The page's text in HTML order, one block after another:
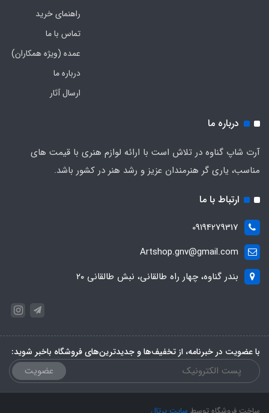
راهنمای خرید
تماس با ما
عمده (ویژه همکاران)
درباره ما
ارسال آثار
درباره ما
آرت شاپ گناوه در تلاش است با ارائه لوازم هنری با قیمت های
مناسب، یاری گر هنرمندان عزیز و رشد هنر در کشور باشد.
ارتباط با ما
09194279317
Artshop.gnv@gmail.com
بندر گناوه، چهار راه طالقانی، نبش طالقانی ۲۰
با عضویت در خبرنامه، از تخفیف‌ها و جدیدترین‌های فروشگاه باخبر شوید:
عضویت